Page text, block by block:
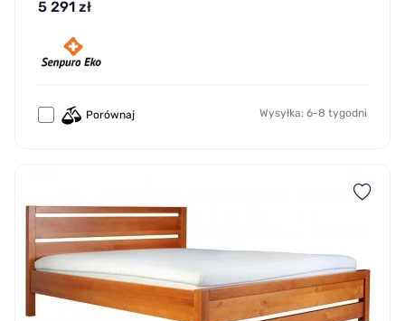
5 291 zł
Porównaj Wysyłka: 6-8 tygodni